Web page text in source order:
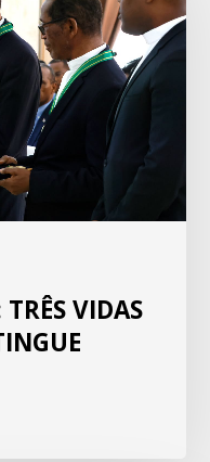
TRÊS VIDAS